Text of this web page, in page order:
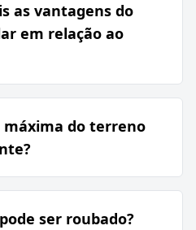
as vantagens do
em relação ao
máxima do terreno
ser roubado?